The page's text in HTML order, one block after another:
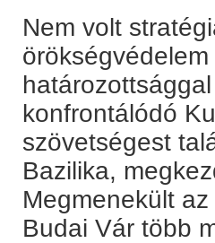
Nem volt
konfrontálódó
szövetségest
Bazilika,
Megmenekült
Budai Vár több